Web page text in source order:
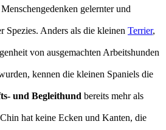
gelernter und
Spezies. Anders als die kleinen Terrier,
von ausgemachten Arbeitshunden
kennen die kleinen Spaniels die
und Begleithund bereits mehr als
hat keine Ecken und Kanten, die